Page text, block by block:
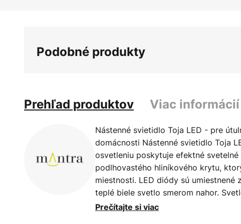
obrázkov
Podobné produkty
Prehľad produktov Viac informácií
Nástenné svietidlo Toja LED - pre
domácnosti Nástenné svietidlo Toja
osvetleniu poskytuje efektné
podlhovastého hliníkového krytu,
miestnosti. LED diódy sú
teplé biele svetlo smerom nahor.
miestnosti, čím vytvára diskrétny a
Prečítajte si viac